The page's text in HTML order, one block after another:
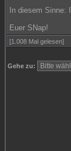
In diesem Sinne:
Euer SNap!
[1.008 Mal gelesen]
Gehe zu: